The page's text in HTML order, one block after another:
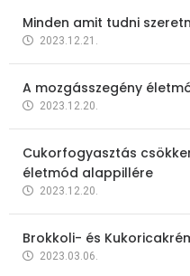
Minden amit tudni
2023.12.21.
A mozgásszegény
2023.12.20.
Cukorfogyasztás
életmód alappillére
2023.12.20.
Brokkoli- és
2023.03.06.